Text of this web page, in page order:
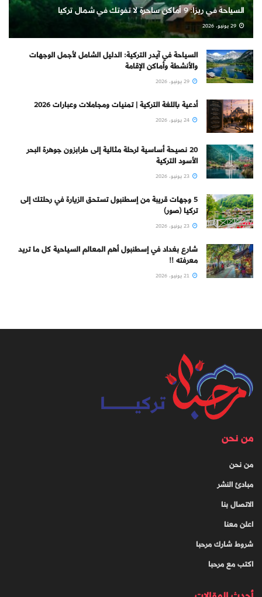
السياحة في ريزا: 9 أماكن ساحرة لا تفوتك في شمال تركيا
السياحة في آيدر التركية: الدليل الشامل لأجمل الوجهات
والأنشطة وأماكن الإقامة
أدعية باللغة التركية | تمنيات ومجاملات وعبارات 2026
20 نصيحة أساسية لرحلة مثالية إلى طرابزون جوهرة البحر
الأسود التركية
5 وجهات قريبة من إسطنبول تستحق الزيارة في رحلتك إلى
تركيا (صور)
شارع بغداد في إسطنبول أهم المعالم السياحية كل ما تريد
معرفته !!
من نحن
من نحن
مبادئ النشر
الاتصال بنا
اعلن معنا
شروط شارك مرحبا
اكتب مع مرحبا